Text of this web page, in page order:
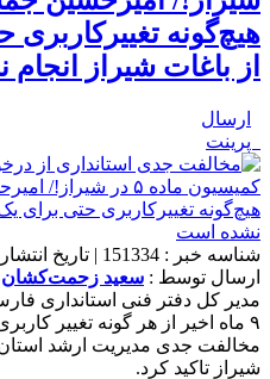
هیچ‌گونه
از باغات شیراز
ارسال
پرینت
ارسال توسط : سعید زحمت‌کشان
مدیر کل دفتر فنی استانداری
۹ ماه اخیر از هر گونه تغییر
مخالفت جدی مدیریت ارشد استان
شیراز تاکید کرد.